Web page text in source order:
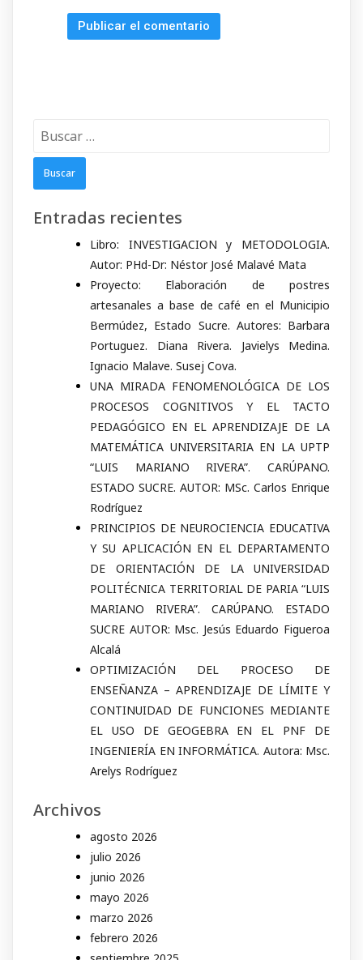
Entradas recientes
Libro: INVESTIGACION y METODOLOGIA.
Autor: PHd-Dr: Néstor José Malavé Mata
Proyecto: Elaboración de postres
artesanales a base de café en el Municipio
Bermúdez, Estado Sucre. Autores: Barbara
Portuguez. Diana Rivera. Javielys Medina.
Ignacio Malave. Susej Cova.
UNA MIRADA FENOMENOLÓGICA DE LOS
PROCESOS COGNITIVOS Y EL TACTO
PEDAGÓGICO EN EL APRENDIZAJE DE LA
MATEMÁTICA UNIVERSITARIA EN LA UPTP
“LUIS MARIANO RIVERA”. CARÚPANO.
ESTADO SUCRE. AUTOR: MSc. Carlos Enrique
Rodríguez
PRINCIPIOS DE NEUROCIENCIA EDUCATIVA
Y SU APLICACIÓN EN EL DEPARTAMENTO
DE ORIENTACIÓN DE LA UNIVERSIDAD
POLITÉCNICA TERRITORIAL DE PARIA “LUIS
MARIANO RIVERA”. CARÚPANO. ESTADO
SUCRE AUTOR: Msc. Jesús Eduardo Figueroa
Alcalá
OPTIMIZACIÓN DEL PROCESO DE
ENSEÑANZA – APRENDIZAJE DE LÍMITE Y
CONTINUIDAD DE FUNCIONES MEDIANTE
EL USO DE GEOGEBRA EN EL PNF DE
INGENIERÍA EN INFORMÁTICA. Autora: Msc.
Arelys Rodríguez
Archivos
agosto 2026
julio 2026
junio 2026
mayo 2026
marzo 2026
febrero 2026